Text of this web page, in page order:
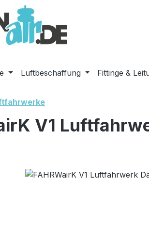
springen
Luftbeschaffung Fittinge &
V1